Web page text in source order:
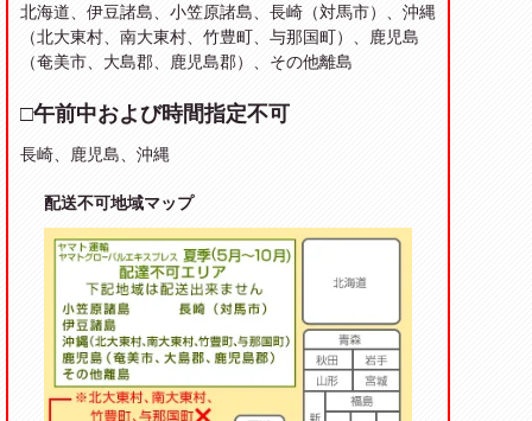
北海道、伊豆諸島、小笠原諸島、長崎（対馬市）、沖縄
（北大東村、南大東村、竹豊町、与那国町）、鹿児島
（奄美市、大島郡、鹿児島郡）、その他離島
□午前中および時間指定不可
長崎、鹿児島、沖縄
配送不可地域マップ